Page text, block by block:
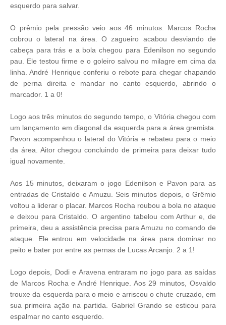
esquerdo para salvar.
O prêmio pela pressão veio aos 46 minutos. Marcos Rocha
cobrou o lateral na área. O zagueiro acabou desviando de
cabeça para trás e a bola chegou para Edenilson no segundo
pau. Ele testou firme e o goleiro salvou no milagre em cima da
linha. André Henrique conferiu o rebote para chegar chapando
de perna direita e mandar no canto esquerdo, abrindo o
marcador. 1 a 0!
Logo aos três minutos do segundo tempo, o Vitória chegou com
um lançamento em diagonal da esquerda para a área gremista.
Pavon acompanhou o lateral do Vitória e rebateu para o meio
da área. Aitor chegou concluindo de primeira para deixar tudo
igual novamente.
Aos 15 minutos, deixaram o jogo Edenilson e Pavon para as
entradas de Cristaldo e Amuzu. Seis minutos depois, o Grêmio
voltou a liderar o placar. Marcos Rocha roubou a bola no ataque
e deixou para Cristaldo. O argentino tabelou com Arthur e, de
primeira, deu a assistência precisa para Amuzu no comando de
ataque. Ele entrou em velocidade na área para dominar no
peito e bater por entre as pernas de Lucas Arcanjo. 2 a 1!
Logo depois, Dodi e Aravena entraram no jogo para as saídas
de Marcos Rocha e André Henrique. Aos 29 minutos, Osvaldo
trouxe da esquerda para o meio e arriscou o chute cruzado, em
sua primeira ação na partida. Gabriel Grando se esticou para
espalmar no canto esquerdo.